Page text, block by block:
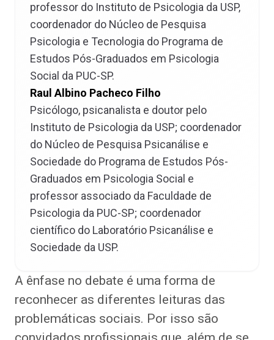
A ênfase no debate é uma forma de
reconhecer as diferentes leituras das
problemáticas sociais. Por isso são
professor do Instituto de Psicologia da USP,
coordenador do Núcleo de Pesquisa
Psicologia e Tecnologia do Programa de
Estudos Pós-Graduados em Psicologia
Social da PUC-SP.
Raul Albino Pacheco Filho
Psicólogo, psicanalista e doutor pelo
Instituto de Psicologia da USP; coordenador
do Núcleo de Pesquisa Psicanálise e
Sociedade do Programa de Estudos Pós-
Graduados em Psicologia Social e
professor associado da Faculdade de
Psicologia da PUC-SP; coordenador
científico do Laboratório Psicanálise e
Sociedade da USP.